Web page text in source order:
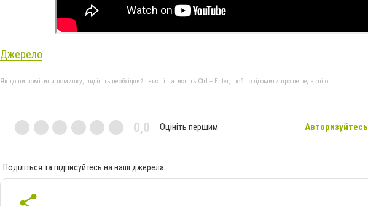
Джерело
Якщо ви помітили помилку, виділіть необхідний текст і натисніть Ctrl + Enter, щоб повідомити про це редакцію
0,0 Оцініть першим Авторизуйтесь
Поділіться та підписуйтесь на наші джерела